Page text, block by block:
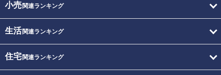
小売関連ランキング
生活関連ランキング
住宅関連ランキング